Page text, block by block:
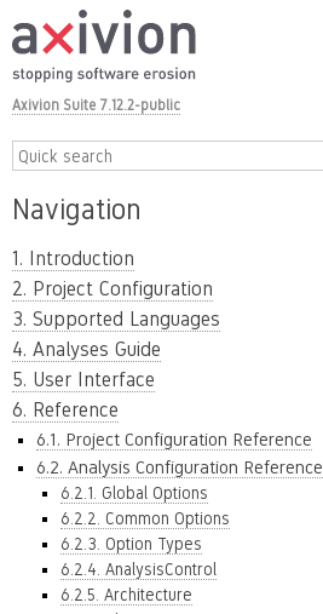
Axivion Suite 7.12.2-public
Navigation
1. Introduction
2. Project Configuration
3. Supported Languages
4. Analyses Guide
5. User Interface
6. Reference
6.1. Project Configuration Reference
6.2. Analysis Configuration Reference
6.2.1. Global Options
6.2.2. Common Options
6.2.3. Option Types
6.2.4. AnalysisControl
6.2.5. Architecture